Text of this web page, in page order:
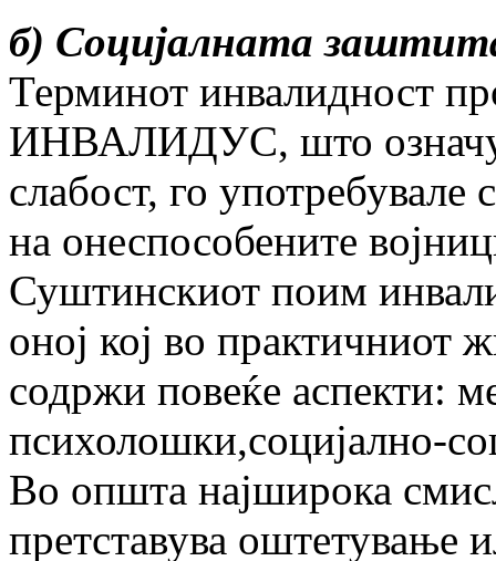
б) Социјалната
Терминот инвалидност
ИНВАЛИДУС, што
слабост, го употребувале
на онеспособените
Суштинскиот поим
оној кој во практичниот
содржи повеќе аспекти:
психолошки,социјално-
Во општа најширока
претставува оштетување